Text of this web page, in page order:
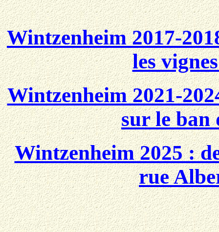
Wintzenheim 2017-
les
Wintzenheim 2021-
sur le ban
Wintzenheim 2025 :
rue